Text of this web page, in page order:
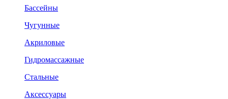
Бассейны
Чугунные
Акриловые
Гидромассажные
Стальные
Аксессуары